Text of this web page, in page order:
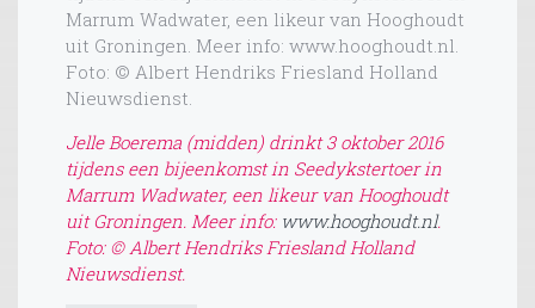
Marrum Wadwater, een likeur van Hooghoudt
uit Groningen. Meer info: www.hooghoudt.nl.
Foto: © Albert Hendriks Friesland Holland
Nieuwsdienst.
Jelle Boerema (midden) drinkt 3 oktober 2016
tijdens een bijeenkomst in Seedykstertoer in
Marrum Wadwater, een likeur van Hooghoudt
uit Groningen. Meer info: www.hooghoudt.nl.
Foto: © Albert Hendriks Friesland Holland
Nieuwsdienst.